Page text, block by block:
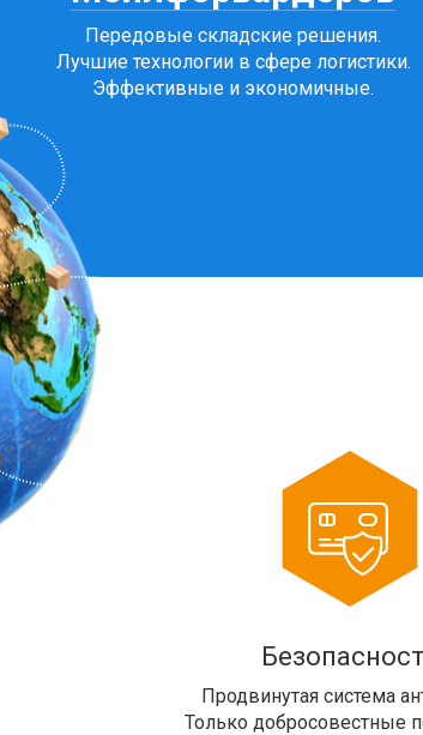
Передовые складские решения.
Лучшие технологии в сфере логистики.
Эффективные и экономичные.
Продвинутая система
Только добросовестные